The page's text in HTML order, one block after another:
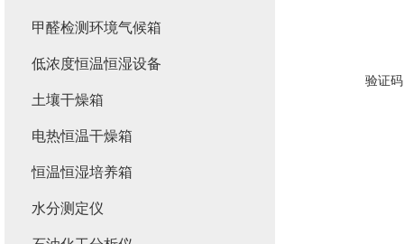
验证
甲醛检测环境气候箱
低浓度恒温恒湿设备
土壤干燥箱
电热恒温干燥箱
恒温恒湿培养箱
水分测定仪